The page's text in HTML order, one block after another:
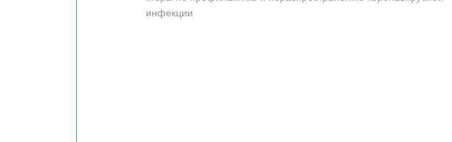
инфекции